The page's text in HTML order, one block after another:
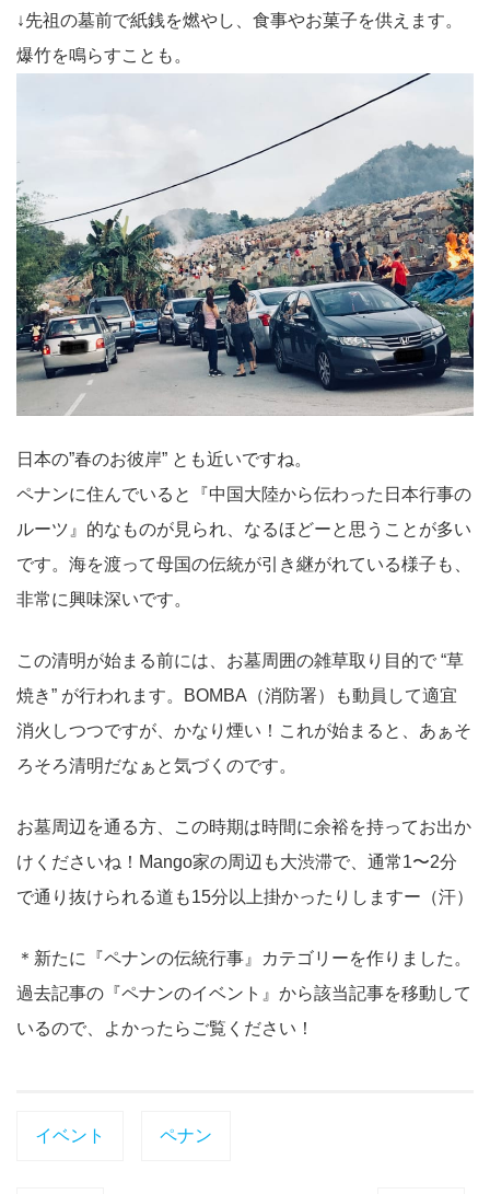
↓先祖の墓前で紙銭を燃やし、食事やお菓子を供えます。
爆竹を鳴らすことも。
日本の”春のお彼岸” とも近いですね。
ペナンに住んでいると『中国大陸から伝わった日本行事の
ルーツ』的なものが見られ、なるほどーと思うことが多い
です。海を渡って母国の伝統が引き継がれている様子も、
非常に興味深いです。
この清明が始まる前には、お墓周囲の雑草取り目的で “草
焼き” が行われます。BOMBA（消防署）も動員して適宜
消火しつつですが、かなり煙い！これが始まると、あぁそ
ろそろ清明だなぁと気づくのです。
お墓周辺を通る方、この時期は時間に余裕を持ってお出か
けくださいね！Mango家の周辺も大渋滞で、通常1〜2分
で通り抜けられる道も15分以上掛かったりしますー（汗）
＊新たに『ペナンの伝統行事』カテゴリーを作りました。
過去記事の『ペナンのイベント』から該当記事を移動して
いるので、よかったらご覧ください！
イベント ペナン